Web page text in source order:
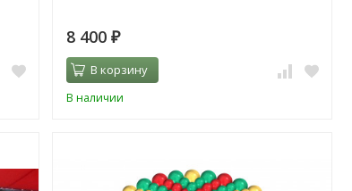
8 400 ₽
В корзину
В наличии